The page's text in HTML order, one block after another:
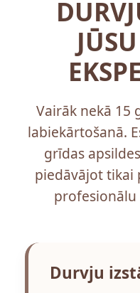
Vairāk nekā 15
labiekārtošanā.
grīdas
piedāvājot tikai
profesionālu
Durvju